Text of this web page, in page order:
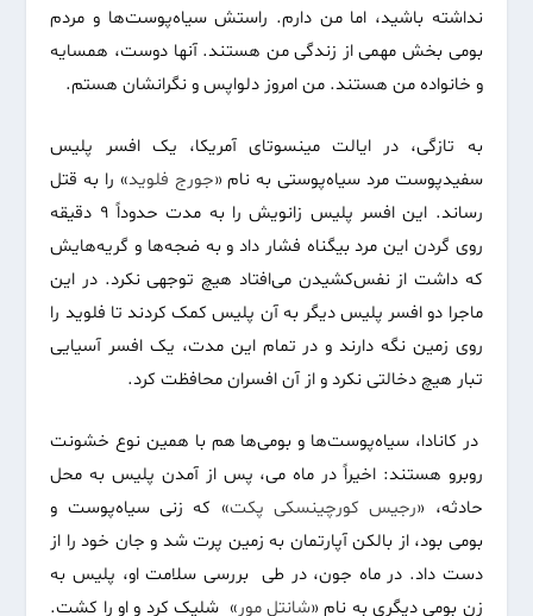
نداشته باشید، اما من دارم. راستش سیاه‌پوست‌ها و مردم
بومی بخش مهمی از زندگی من هستند. آنها دوست‌، همسایه‌
و خانواده‌ من هستند. من امروز دلواپس و نگرانشان هستم.
به تازگی، در ایالت مینسوتای آمریکا، یک افسر پلیس
سفید‌پوست مرد سیاه‌پوستی به نام «جورج فلوید» را به قتل
رساند. این افسر پلیس زانویش را به مدت حدوداً ۹ دقیقه
روی گردن این مرد بیگناه فشار داد و به ضجه‌ها و گریه‌هایش
که داشت از نفس‌کشیدن می‌افتاد هیچ توجهی نکرد. در این
ماجرا دو افسر پلیس دیگر به آن پلیس کمک کردند تا فلوید را
روی زمین نگه دارند و در تمام این مدت، یک افسر آسیایی
تبار هیچ دخالتی نکرد و از آن افسران محافظت کرد.
در کانادا، سیاه‌پوست‌ها و بومی‌ها هم با همین نوع خشونت
روبرو هستند: اخیراً در ماه می، پس از آمدن پلیس به محل
حادثه، «رجیس کورچینسکی پکت» که زنی سیاه‌پوست و
بومی بود، از بالکن آپارتمان به زمین پرت شد و جان خود را از
دست داد. در ماه جون، در طی بررسی سلامت او، پلیس به
زن بومی دیگری به نام «شانتل مور» شلیک کرد و او را کشت.